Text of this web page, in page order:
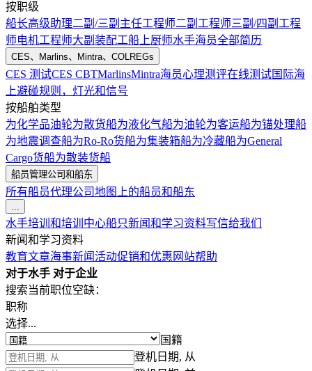
按职级
船长高级助理二副/三副 主任工程师二副工程师三副/四副工程
师电机工程师大副 装配工船上厨师水手海员全部简历
CES、Marlins、Mintra、COLREGs
CES 测试CES CBTMarlinsMintra海员心理测评在线测试国际海
上避碰规则，灯光和信号
按船舶类型
为化学品油轮为散货船为液化气船为油轮为客运船为锚处理船
为地震调查船为Ro-Ro货船为集装箱船为冷藏船为General
Cargo货船为散装货船
船员管理公司和船东
所有船员代理公司地图上的船员和船东
...
水手培训和培训中心船只新闻和学习资料写信给我们
新闻和学习资料
教育文章海事新闻活动促销和优惠 网站帮助
对于水手 对于企业
搜索当前职位空缺：
职称
选择...
国籍
登机日期, 从